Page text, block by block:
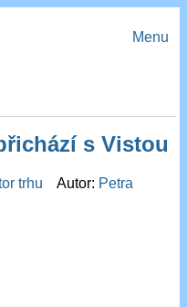
Menu
s Vistou
trhu Autor: Petra